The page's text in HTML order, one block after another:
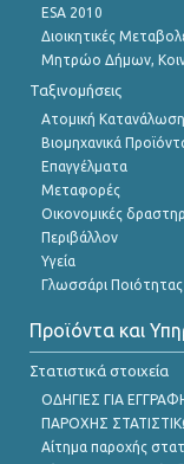
ESA 2010
Διοικητικές
Μητρώο Δήμων,
Ταξινομήσεις
Ατομική Κατανάλωση
Βιομηχανικά
Επαγγέλματα
Μεταφορές
Οικονομικές
Περιβάλλον
Υγεία
Γλωσσάρι
Προϊόντα και
Στατιστικά στοιχεία
ΟΔΗΓΙΕΣ ΓΙΑ
ΠΑΡΟΧΗΣ
Αίτημα παροχής